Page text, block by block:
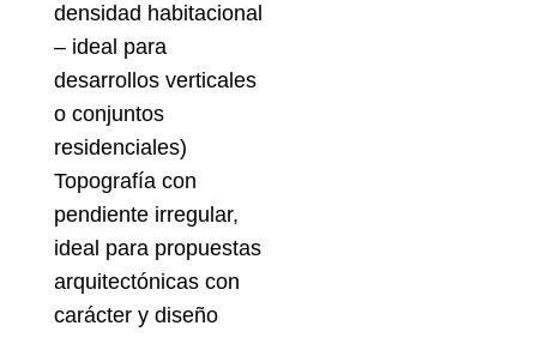
densidad habitacional
– ideal para
desarrollos verticales
o conjuntos
residenciales)
Topografía con
pendiente irregular,
ideal para propuestas
arquitectónicas con
carácter y diseño